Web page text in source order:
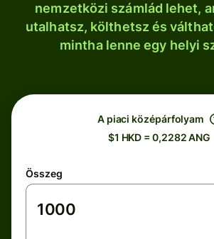
nemzetközi számlád lehet,
utalhatsz, költhetsz és
mintha lenne egy helyi
A piaci középárfolyam
$1 HKD = 0,2282 ANG
Összeg